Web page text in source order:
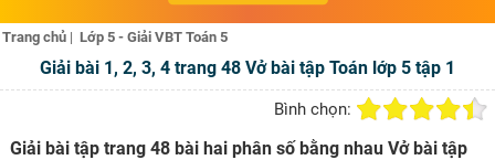
Trang chủ | Lớp 5 - Giải VBT Toán 5
Giải bài 1, 2, 3, 4 trang 48 Vở bài tập Toán lớp 5 tập 1
Bình chọn:
Giải bài tập trang 48 bài hai phân số bằng nhau Vở bài tập